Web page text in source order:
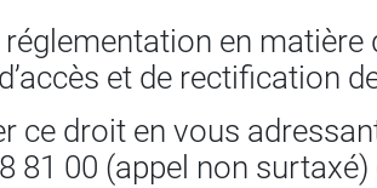
en
et de rectification
ce droit en vous
81 00 (appel non